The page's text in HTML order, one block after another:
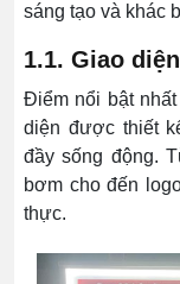
sáng tạo và khác
1.1. Giao
Điểm nổi bật
diện được thiết
đầy sống động.
bơm cho đến
thực.